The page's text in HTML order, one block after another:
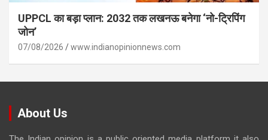
UPPCL का बड़ा प्लान: 2032 तक लखनऊ बनेगा ‘नो-ट्रिपिंग
जोन’
07/08/2026 www.indianopinionnews.com
About Us